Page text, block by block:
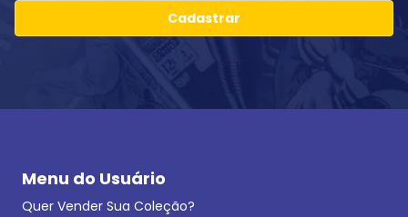
Cadastrar
Menu do Usuário
Quer Vender Sua Coleção?